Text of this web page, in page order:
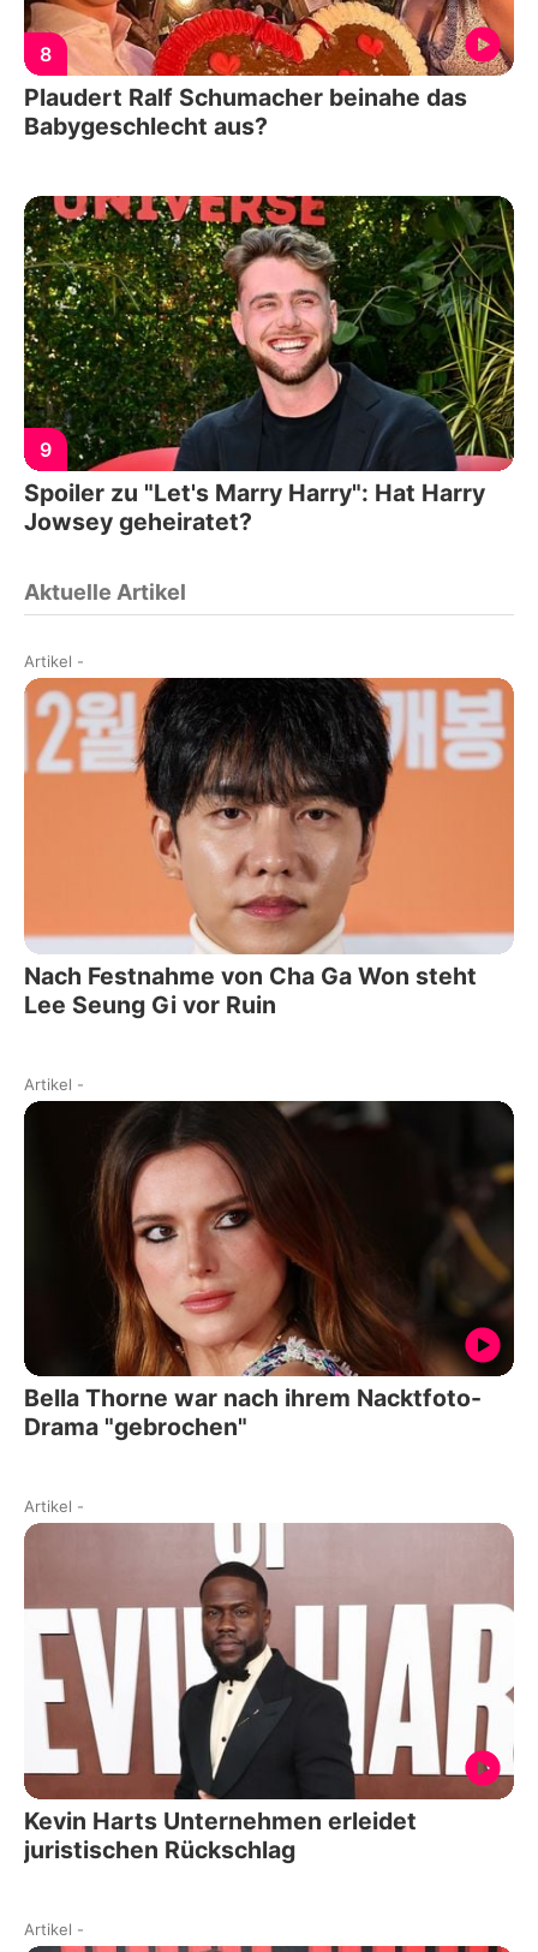
8
Plaudert Ralf Schumacher beinahe das
Babygeschlecht aus?
9
Spoiler zu "Let's Marry Harry": Hat Harry
Jowsey geheiratet?
Aktuelle Artikel
Artikel -
Nach Festnahme von Cha Ga Won steht
Lee Seung Gi vor Ruin
Artikel -
Bella Thorne war nach ihrem Nacktfoto-
Drama "gebrochen"
Artikel -
Kevin Harts Unternehmen erleidet
juristischen Rückschlag
Artikel -